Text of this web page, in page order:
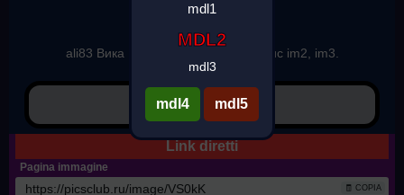
ali81: jpeg.
ali83 Вика Меднис im1, Вика Меднис im2, im3.
Вика Меднис im4.
✔ ali84
Link diretti
Pagina immagine
🧾 COPIA
mdl1
MDL2
mdl3
mdl4 mdl5